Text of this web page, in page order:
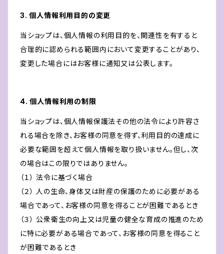
3. 個人情報利用目的の変更
当ショップは、個人情報の利用目的を、関連性を有すると
合理的に認められる範囲内において変更することがあり、
変更した場合にはお客様に通知又は公表します。
4. 個人情報利用の制限
当ショップは、個人情報保護法その他の法令により許容さ
れる場合を除き、お客様の同意を得ず、利用目的の達成に
必要な範囲を超えて個人情報を取り扱いません。但し、次
の場合はこの限りではありません。
（１） 法令に基づく場合
（２） 人の生命、身体又は財産の保護のために必要がある
場合であって、お客様の同意を得ることが困難であるとき
（３） 公衆衛生の向上又は児童の健全な育成の推進のため
に特に必要がある場合であって、お客様の同意を得ること
が困難であるとき